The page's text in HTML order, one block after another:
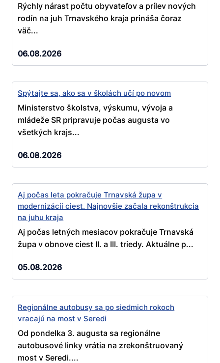
Rýchly nárast počtu obyvateľov a prílev nových
rodín na juh Trnavského kraja prináša čoraz
väč...
06.08.2026
Spýtajte sa, ako sa v školách učí po novom
Ministerstvo školstva, výskumu, vývoja a
mládeže SR pripravuje počas augusta vo
všetkých krajs...
06.08.2026
Aj počas leta pokračuje Trnavská župa v
modernizácii ciest. Najnovšie začala rekonštrukcia
na juhu kraja
Aj počas letných mesiacov pokračuje Trnavská
župa v obnove ciest II. a III. triedy. Aktuálne p...
05.08.2026
Regionálne autobusy sa po siedmich rokoch
vracajú na most v Seredi
Od pondelka 3. augusta sa regionálne
autobusové linky vrátia na zrekonštruovaný
most v Seredi....